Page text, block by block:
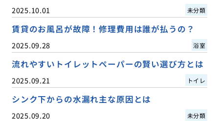
2025.10.01 未分類
賃貸のお風呂が故障！修理費用は誰が払うの？
2025.09.28 浴室
流れやすいトイレットペーパーの賢い選び方とは
2025.09.21 トイレ
シンク下からの水漏れ主な原因とは
2025.09.20 未分類